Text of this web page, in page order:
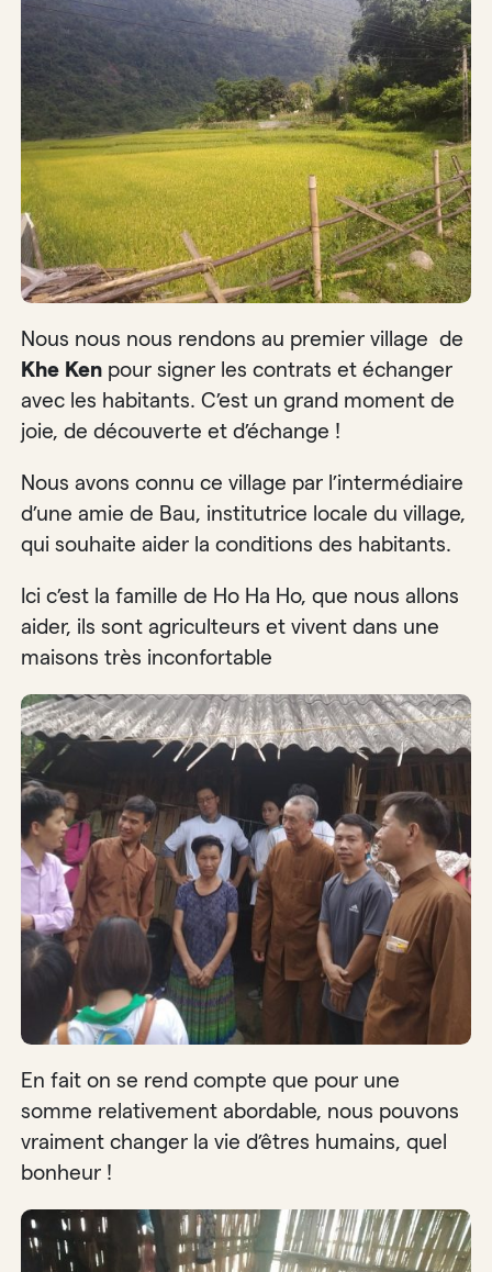
Nous nous nous rendons au premier village de
Khe Ken pour signer les contrats et échanger
avec les habitants. C’est un grand moment de
joie, de découverte et d’échange !
Nous avons connu ce village par l’intermédiaire
d’une amie de Bau, institutrice locale du village,
qui souhaite aider la conditions des habitants.
Ici c’est la famille de Ho Ha Ho, que nous allons
aider, ils sont agriculteurs et vivent dans une
maisons très inconfortable
En fait on se rend compte que pour une
somme relativement abordable, nous pouvons
vraiment changer la vie d’êtres humains, quel
bonheur !